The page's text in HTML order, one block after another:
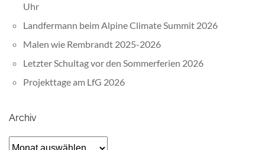
Uhr
Landfermann beim Alpine Climate Summit 2026
Malen wie Rembrandt 2025-2026
Letzter Schultag vor den Sommerferien 2026
Projekttage am LfG 2026
Archiv
Archiv